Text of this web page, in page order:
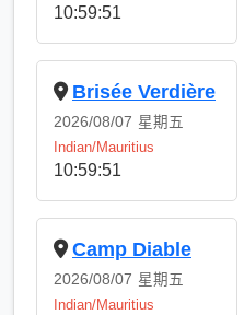
10:59:51
Brisée Verdière
2026/08/07 星期五
Indian/Mauritius
10:59:51
Camp Diable
2026/08/07 星期五
Indian/Mauritius